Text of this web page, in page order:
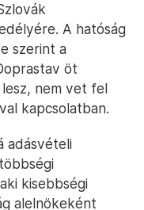
A hatóság
szerint a
öt
lesz, nem vet fel
kapcsolatban.
adásvételi
kisebbségi
alelnökeként